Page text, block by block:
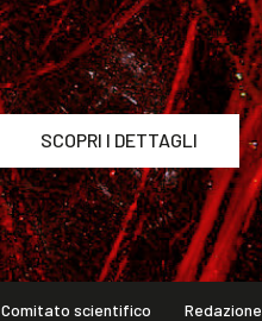
SCOPRI I DETTAGLI
Comitato scientifico Redazione